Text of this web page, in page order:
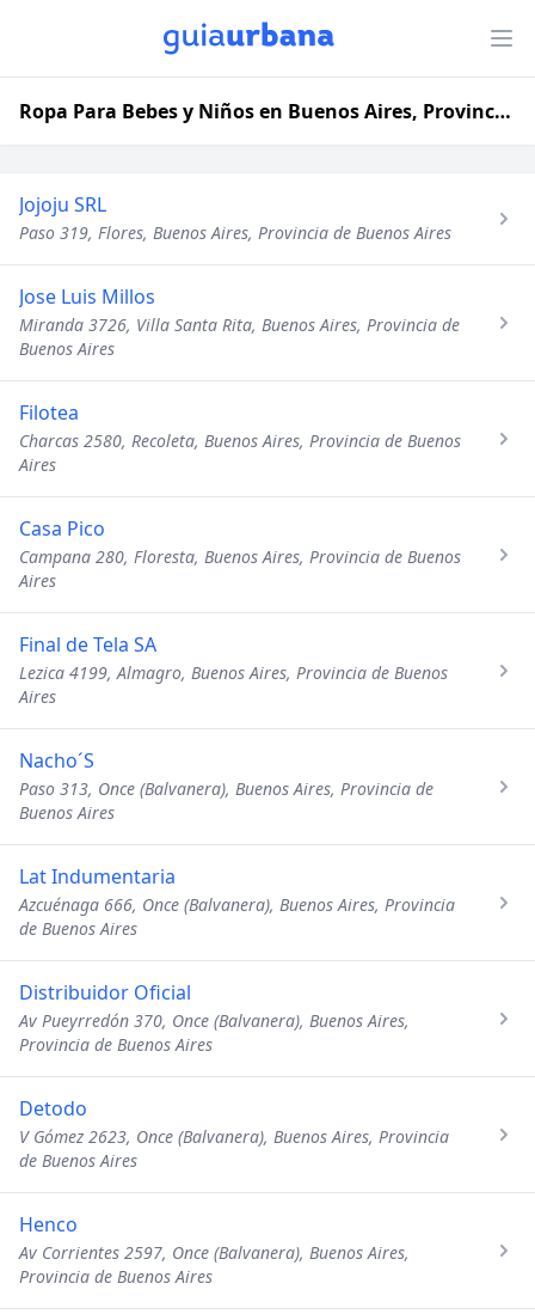
Ropa Para Bebes y Niños en Buenos Aires, Provincia de Buenos Aires
Jojoju SRL
Paso 319, Flores, Buenos Aires, Provincia de Buenos Aires
Jose Luis Millos
Miranda 3726, Villa Santa Rita, Buenos Aires, Provincia de
Buenos Aires
Filotea
Charcas 2580, Recoleta, Buenos Aires, Provincia de Buenos
Aires
Casa Pico
Campana 280, Floresta, Buenos Aires, Provincia de Buenos
Aires
Final de Tela SA
Lezica 4199, Almagro, Buenos Aires, Provincia de Buenos
Aires
Nacho´S
Paso 313, Once (Balvanera), Buenos Aires, Provincia de
Buenos Aires
Lat Indumentaria
Azcuénaga 666, Once (Balvanera), Buenos Aires, Provincia
de Buenos Aires
Distribuidor Oficial
Av Pueyrredón 370, Once (Balvanera), Buenos Aires,
Provincia de Buenos Aires
Detodo
V Gómez 2623, Once (Balvanera), Buenos Aires, Provincia
de Buenos Aires
Henco
Av Corrientes 2597, Once (Balvanera), Buenos Aires,
Provincia de Buenos Aires